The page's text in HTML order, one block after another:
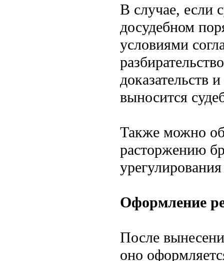
В случае, если
досудебном
условиями
доказательств
выносится
Также можно
расторжению
Оформление
После
оно